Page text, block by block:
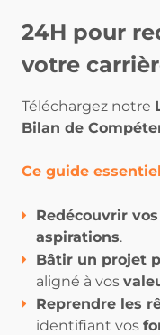
24H pour
votre
Téléchargez notre
Bilan de
Ce guide
Redécouvrir
aspirations.
Bâtir un projet
aligné à vos
Reprendre les
identifiant vos